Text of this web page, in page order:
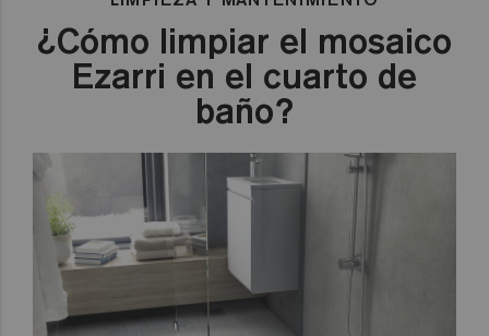
¿Cómo limpiar el mosaico
Ezarri en el cuarto de
baño?